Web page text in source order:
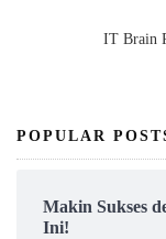
IT Brain
POPULAR
Makin Sukses
Ini!